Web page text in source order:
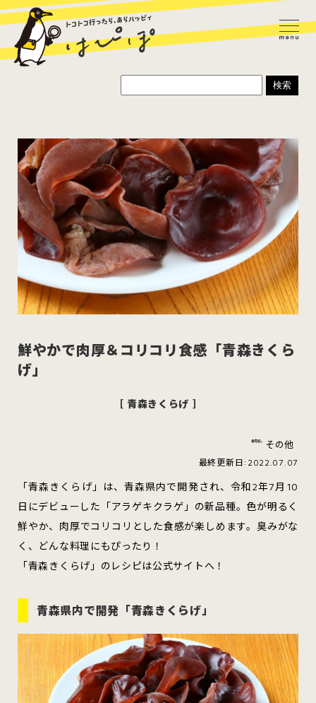
ラーメン カレー
パスタ 寿司
ハンバーガー
すべてのカテゴリをみる
青森市 五所川原市
むつ市 十和田市 三沢市
八戸市
鮮やかで肉厚＆コリコリ食感「青森きくら
げ」
［ 青森きくらげ ］
その他
最終更新日:2022.07.07
「青森きくらげ」は、青森県内で開発され、令和2年7月10
日にデビューした「アラゲキクラゲ」の新品種。色が明るく
鮮やか、肉厚でコリコリとした食感が楽しめます。臭みがな
く、どんな料理にもぴったり！
「青森きくらげ」のレシピは公式サイトへ！
青森県内で開発「青森きくらげ」